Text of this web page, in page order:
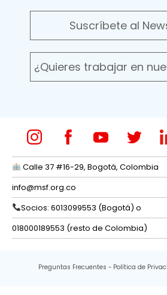
Suscríbete al
¿Quieres trabajar en
Calle 37 #16-29, Bogotá, Colombia
info@msf.org.co
Socios: 6013099553 (Bogotá) o
018000189553 (resto de Colombia)
Preguntas Frecuentes Política de